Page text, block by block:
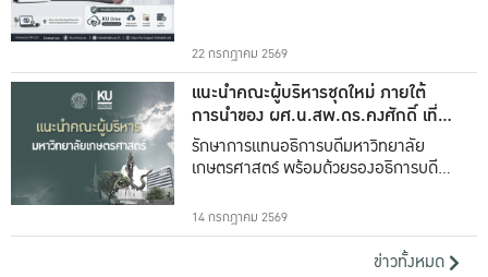
22 กรกฎาคม 2569
แนะนำคณะผู้บริหารชุดใหม่ ภายใต้
การนำของ ผศ.น.สพ.ดร.คงศักดิ์ เที่ยง
ธรรม
รักษาการแทนอธิการบดีมหาวิทยาลัย
เกษตรศาสตร์ พร้อมด้วยรองอธิการบดีทั้ง
14 กรกฎาคม 2569
ข่าวทั้งหมด